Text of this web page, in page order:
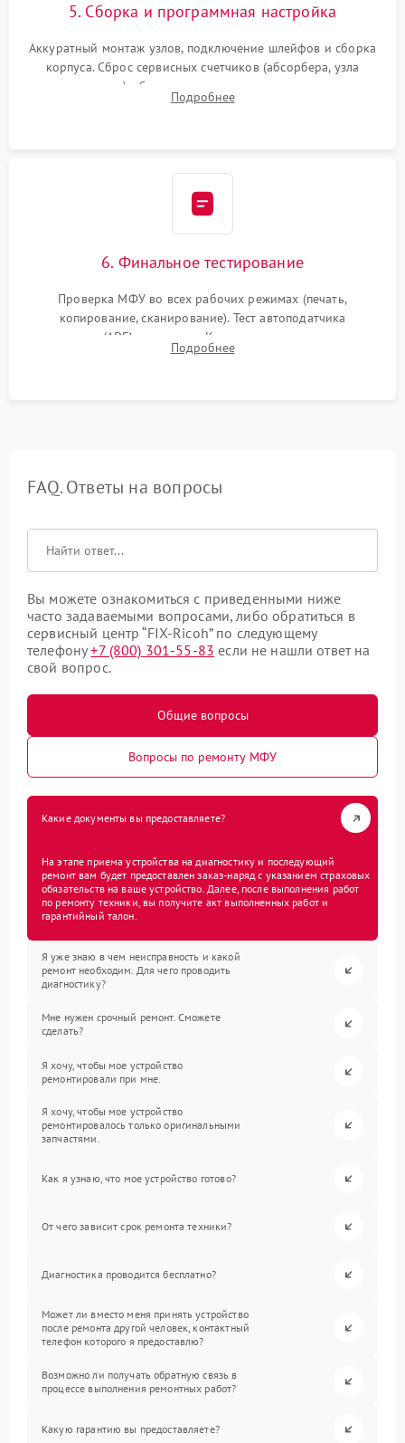
5. Сборка и программная настройка
Аккуратный монтаж узлов, подключение шлейфов и сборка
корпуса. Сброс сервисных счетчиков (абсорбера, узла
закрепления), обновление прошивки и программная
калибровка цветопередачи и позиционирования сканера.
Подробнее
6. Финальное тестирование
Проверка МФУ во всех рабочих режимах (печать,
копирование, сканирование). Тест автоподатчика
документов (ADF) и дуплекса. Контроль качества отпечатка
на отсутствие серого фона, полос и надежность запекания
Подробнее
FAQ. Ответы на вопросы
Вы можете ознакомиться с приведенными ниже
часто задаваемыми вопросами, либо обратиться в
сервисный центр “FIX-Ricoh” по следующему
телефону+7 (800) 301-55-83 если не нашли ответ на
свой вопрос.
Общие вопросы
Вопросы по ремонту МФУ
Какие документы вы предоставляете?
На этапе приема устройства на диагностику и последующий
ремонт вам будет предоставлен заказ-наряд с указанием страховых
обязательств на ваше устройство. Далее, после выполнения работ
по ремонту техники, вы получите акт выполненных работ и
гарантийный талон.
Я уже знаю в чем неисправность и какой
ремонт необходим. Для чего проводить
диагностику?
Мне нужен срочный ремонт. Сможете
сделать?
Я хочу, чтобы мое устройство
ремонтировали при мне.
Я хочу, чтобы мое устройство
ремонтировалось только оригинальными
запчастями.
Как я узнаю, что мое устройство готово?
От чего зависит срок ремонта техники?
Диагностика проводится бесплатно?
Может ли вместо меня принять устройство
после ремонта другой человек, контактный
телефон которого я предоставлю?
Возможно ли получать обратную связь в
процессе выполнения ремонтных работ?
Какую гарантию вы предоставляете?